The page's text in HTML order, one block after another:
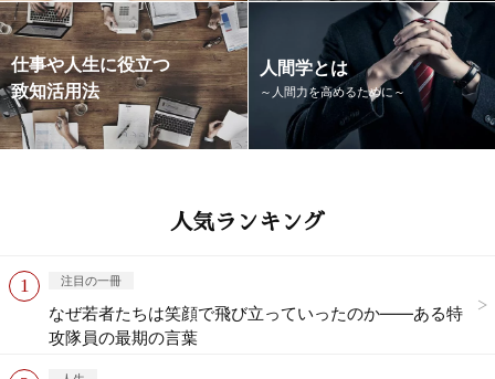
仕事や人生に役立つ
致知活用法
人間学とは
～人間力を高めるために～
人気ランキング
注目の一冊
なぜ若者たちは笑顔で飛び立っていったのか——ある特
攻隊員の最期の言葉